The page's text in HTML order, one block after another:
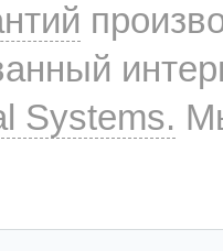
Systems.